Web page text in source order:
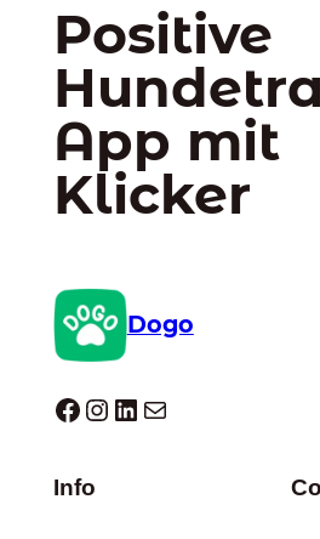
Positive
App mit
Klicker
Dogo
Dogo facebook InstagramLinkedIn E-Mail
Info